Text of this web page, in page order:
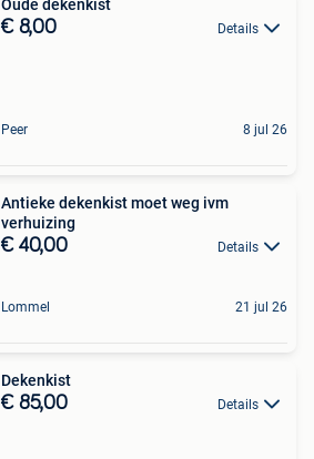
Oude dekenkist
€ 8,00 Details
Peer 8 jul 26
Antieke dekenkist moet weg ivm
verhuizing
€ 40,00 Details
Lommel 21 jul 26
Dekenkist
€ 85,00 Details